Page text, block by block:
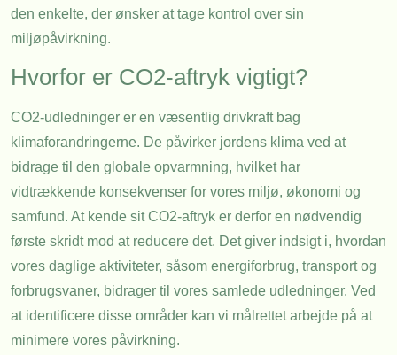
den enkelte, der ønsker at tage kontrol over sin
miljøpåvirkning.
Hvorfor er CO2-aftryk vigtigt?
CO2-udledninger er en væsentlig drivkraft bag
klimaforandringerne. De påvirker jordens klima ved at
bidrage til den globale opvarmning, hvilket har
vidtrækkende konsekvenser for vores miljø, økonomi og
samfund. At kende sit CO2-aftryk er derfor en nødvendig
første skridt mod at reducere det. Det giver indsigt i, hvordan
vores daglige aktiviteter, såsom energiforbrug, transport og
forbrugsvaner, bidrager til vores samlede udledninger. Ved
at identificere disse områder kan vi målrettet arbejde på at
minimere vores påvirkning.